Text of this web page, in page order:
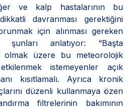
ve kalp hastalarının bu
davranması gerektiğini
için alınması gereken
şunları anlatıyor: “Başta
olmak üzere bu meteorolojik
istemeyenler açık
kısıtlamalı. Ayrıca kronik
düzenli kullanmaya özen
filtrelerinin bakımının